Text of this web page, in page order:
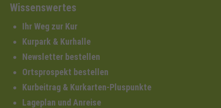
Wissenswertes
Ihr Weg zur Kur
Kurpark & Kurhalle
Newsletter bestellen
Ortsprospekt bestellen
Kurbeitrag & Kurkarten-Pluspunkte
Lageplan und Anreise